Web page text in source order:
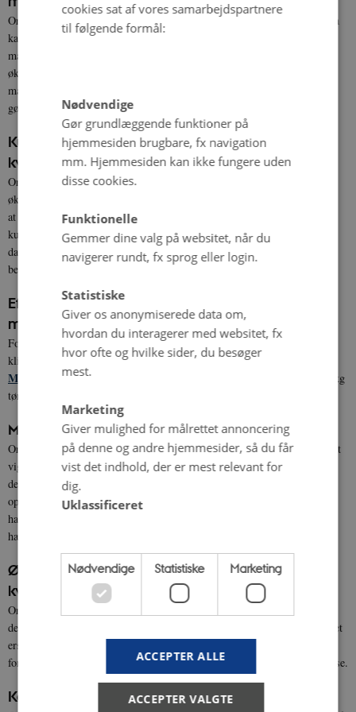
Organic RDD 10-projektet ØKO-HOLDBAR
vil udvikle en model, som
kan forudsige den optimale holdbarhed i individuelle økologiske
malkekvægsbesætninger. Forbedret holdbarhed blandt
økologiske malkekøer forventes at kunne reducere klimaaftrykket pr. kg.
mælk, gavne landmandens økonomi, forbedre køernes velfærd og
gøre mælkeproduktionen mere ansvarlig og socialt acceptabel.
Kulstoflagring, jordsundhed og
kvælstofudvaskning i økologiske kvægsædskifter
Organic RDD 10-projektetSoilHeal
økologiske kvægsædskifteforsøg, der er anlagt i 1987 ved AU-Viborg til
at kvantificere effekter af græsandel i sædskiftet og gylletilførsel på
kulstoflagring og jordens sundhed. Hovedformålet er at anvende de nye
data som input i eksisterende klimamodeller til mere retvisende
beregninger af klimaaftrykket for økologisk mælkeproduktion.
Effekten af afgræsning på reduceret
metanudledning i kvægproduktion
For at opnå et korrekt metanregnskab for afgræsning i eksisterende
klimamodeller og opgørelser, er målet i Organic RDD9-projektet
MetGraz
at kvantificere enterisk metanproduktion på ko-niveau (g/d, g/kg
tørstofoptag og g/kg mælk ydelse).
Mindre metan fra køer
Organic RDD7-projektetECOCO2W udvikler et nyt foderadditiv som et
vigtigt klimatiltag for økologiske kvægproducenter for at kunne reducere
den enteriske metanproduktion hos malkekøer med 30%. Dette forventes
opnået gennem tilsætning af planteekstrakter fra økologisk dyrket pil og
hamp, som er planter med et højt indhold af kondenserede tanniner, der
hæmmer metanogene mikroorganismer
Økologisk kalve- og oksekød - kød der erstatter
kvantitet med kvalitet
Organic RDD6-projektet
den økologiske oksekødsproduktion til fremtidens forbruger, hvor kvalitet
erstatter kvantitet, hvilket i følge de nyeste hypoteser inden for
forbrugervidenskab bidrager til sundere spisevaner og øget tilfredsstillelse.
Kalve hos køer i mælkebesætninger
cookies sat af vores samarbejdspartnere
til følgende formål:
Nødvendige
Gør grundlæggende funktioner på
hjemmesiden brugbare, fx navigation
mm. Hjemmesiden kan ikke fungere uden
disse cookies.
Funktionelle
Gemmer dine valg på websitet, når du
navigerer rundt, fx sprog eller login.
Statistiske
Giver os anonymiserede data om,
hvordan du interagerer med websitet, fx
hvor ofte og hvilke sider, du besøger
mest.
Marketing
Giver mulighed for målrettet annoncering
på denne og andre hjemmesider, så du får
vist det indhold, der er mest relevant for
dig.
Uklassificeret
Nødvendige Statistiske Marketing
ACCEPTER ALLE
ACCEPTER VALGTE